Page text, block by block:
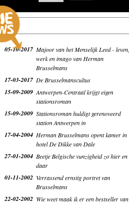
05-10-2017 Majoor van het Menselijk Leed - leven,
werk en imago van Herman
Brusselmans
17-03-2017 De Brusselmanscultus
15-09-2009 Antwerpen-Centraal krijgt eigen
stationsroman
15-09-2009 Stationsroman huldigt gerenoveerd
station Antwerpen in
17-04-2004 Herman Brusselmans opent kamer in
hotel De Dikke van Dale
27-01-2004 Beetje Belgische vunzigheid zo hier en
daar
01-11-2002 Verrassend ernstig portret van
Brusselmans
22-02-2002 Wie weet maak ik er een bestseller van